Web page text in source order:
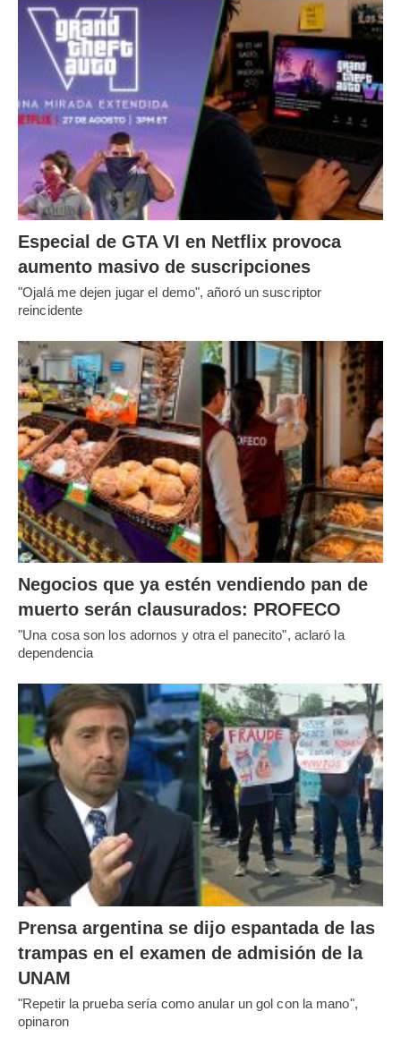
Especial de GTA VI en Netflix provoca
aumento masivo de suscripciones
"Ojalá me dejen jugar el demo", añoró un suscriptor
reincidente
Negocios que ya estén vendiendo pan de
muerto serán clausurados: PROFECO
"Una cosa son los adornos y otra el panecito", aclaró la
dependencia
Prensa argentina se dijo espantada de las
trampas en el examen de admisión de la
UNAM
"Repetir la prueba sería como anular un gol con la mano",
opinaron